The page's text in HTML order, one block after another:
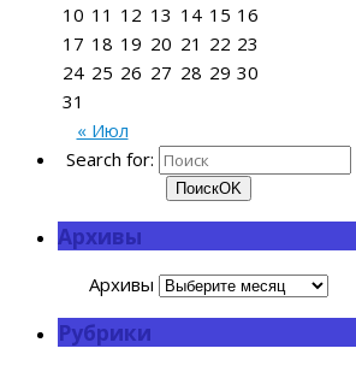
« Июл
10 11 12 13 14 15 16
17 18 19 20 21 22 23
24 25 26 27 28 29 30
31
Search for:
ПоискOK
Архивы
Архивы
Рубрики